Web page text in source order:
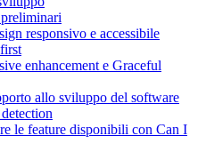
responsivo e accessibile
enhancement e Graceful
allo sviluppo del software
le feature disponibili con Can I